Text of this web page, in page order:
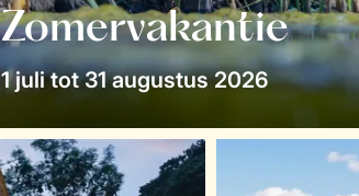
Zomervakantie
1 juli tot 31 augustus 2026